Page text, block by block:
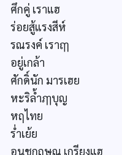
ศึกคู่ เราแฮ
ร่อยสู้แรงสีห์
รณรงค์ เราฤๅ
อยู่เกล้า
ศักดิ์นัก มารเฮย
หะริล้ำฦๅบุญ
หฤไทย
ร่ำเย้ย
อนุชกฤษณ เกรียงแฮ